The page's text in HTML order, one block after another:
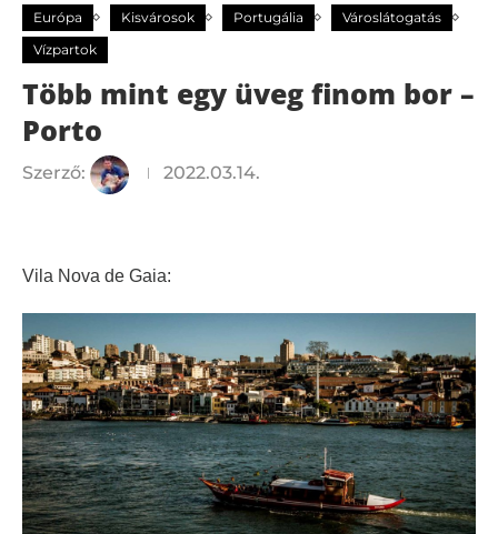
Európa Kisvárosok Portugália
Városlátogatás
Vízpartok
Több mint egy üveg finom bor –
Porto
Szerző: 2022.03.14.
Vila Nova de Gaia: